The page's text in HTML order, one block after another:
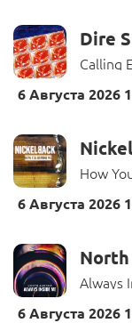
Dire
Calling
6 Августа 2026
How
6 Августа 2026
Always
6 Августа 2026